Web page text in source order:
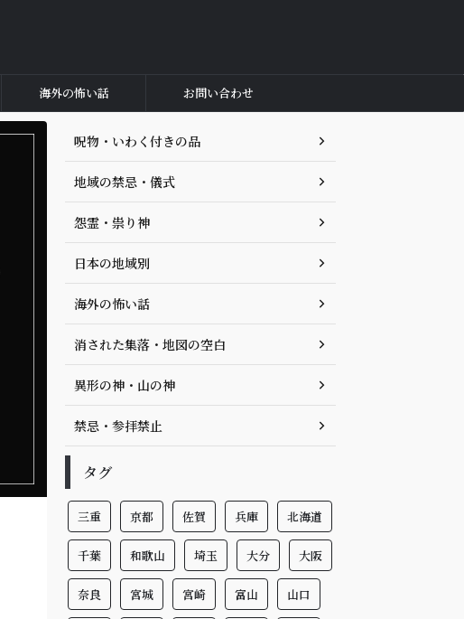
海外の怖い話 お問い合わせ
呪物・いわく付きの品
地域の禁忌・儀式
怨霊・祟り神
日本の地域別
海外の怖い話
消された集落・地図の空白
異形の神・山の神
禁忌・参拝禁止
タグ
三重 京都 佐賀 兵庫 北海道
千葉 和歌山 埼玉 大分 大阪
奈良 宮城 宮崎 富山 山口